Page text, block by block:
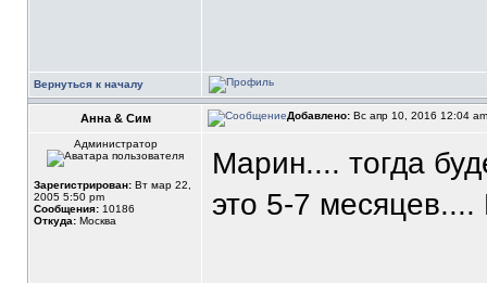
Вернуться к началу
Анна & Сим Добавлено: Вс апр 10, 2016 12:04
Администратор
Зарегистрирован: Вт мар 22,
2005 5:50 pm
Сообщения: 10186
Откуда: Москва
Марин.... тогда
это 5-7